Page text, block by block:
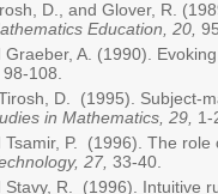
D., and Glover, R.
Education , 20,
A. (1990).
98-108.
D. (1995). Subject-
in Mathematics, 29, 1-
P. (1996). The
27, 33-40.
Stavy, R. (1996). Intuitive